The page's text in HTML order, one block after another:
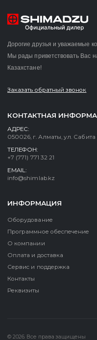
Дорогие друзья и уважаемые
Мы рады приветствовать Вас
Казахстане!
Заказать обратный звонок
КОНТАКТНАЯ
АДРЕС:
050026, г. Алматы, ул. Сабита
ТЕЛЕФОН:
+7 (771) 771 32 21
EMAIL:
info@shimlab.kz
ИНФОРМАЦИЯ
Оборудование
Программное обеспечение
О компании
Оплата и доставка
Сервис и поддержка
Контакты
Реквизиты
© 2026. Все права защищены